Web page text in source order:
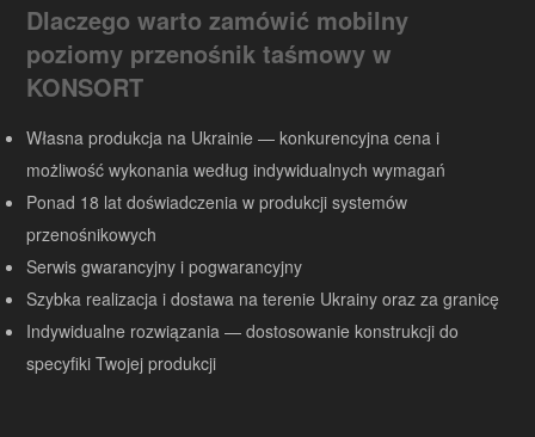
Dlaczego warto zamówić mobilny
poziomy przenośnik taśmowy w
KONSORT
Własna produkcja na Ukrainie — konkurencyjna cena i
możliwość wykonania według indywidualnych wymagań
Ponad 18 lat doświadczenia w produkcji systemów
przenośnikowych
Serwis gwarancyjny i pogwarancyjny
Szybka realizacja i dostawa na terenie Ukrainy oraz za granicę
Indywidualne rozwiązania — dostosowanie konstrukcji do
specyfiki Twojej produkcji